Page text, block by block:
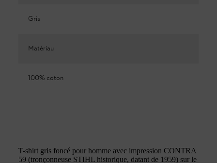
Gris
Matériau
100% coton
T-shirt gris foncé pour homme avec impression CONTRA
59 (tronçonneuse STIHL historique, datant de 1959) sur le